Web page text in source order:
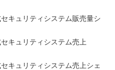
キュリティシステム販売量シ
キュリティシステム売上
キュリティシステム売上シェ